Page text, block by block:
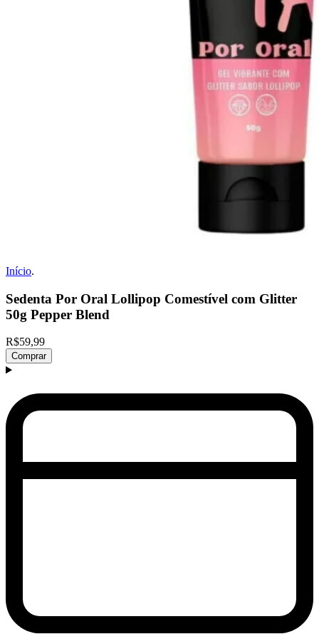
Início.
Sedenta Por Oral Lollipop Comestível com Glitter
50g Pepper Blend
R$59,99
Comprar